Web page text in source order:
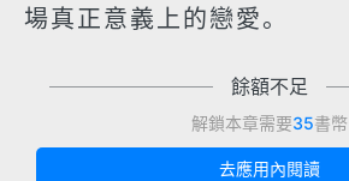
場真正意義上的戀愛。
餘額不足
解鎖本章需要35書幣
去應用內閱讀